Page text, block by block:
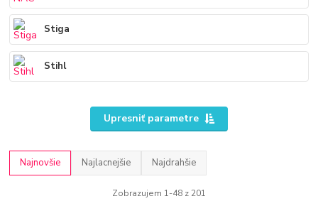
Stiga
Stihl
Upresniť parametre
Najnovšie Najlacnejšie Najdrahšie
Zobrazujem 1-48 z 201